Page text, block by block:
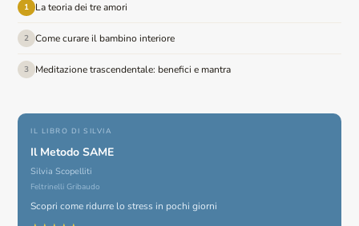
1 La teoria dei tre amori
2 Come curare il bambino interiore
3 Meditazione trascendentale: benefici e mantra
IL LIBRO DI SILVIA
Il Metodo SAME
Silvia Scopelliti
Feltrinelli Gribaudo
Scopri come ridurre lo stress in pochi giorni